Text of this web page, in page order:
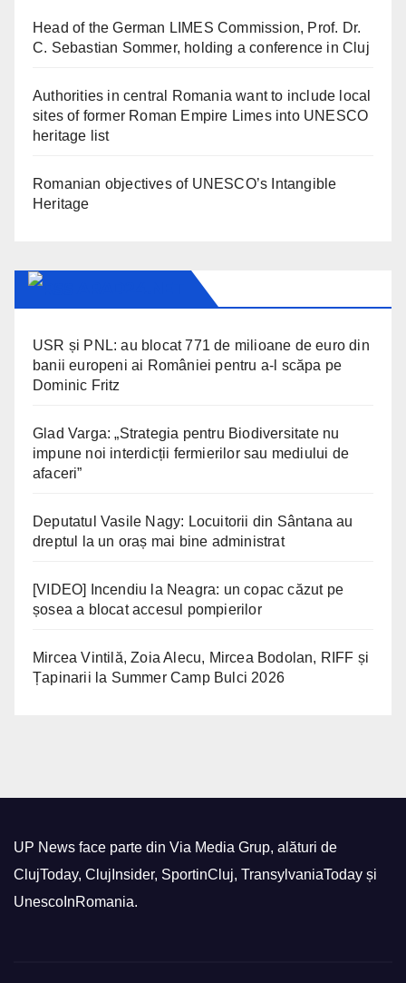
Head of the German LIMES Commission, Prof. Dr.
C. Sebastian Sommer, holding a conference in Cluj
Authorities in central Romania want to include local
sites of former Roman Empire Limes into UNESCO
heritage list
Romanian objectives of UNESCO’s Intangible
Heritage
USR și PNL: au blocat 771 de milioane de euro din
banii europeni ai României pentru a-l scăpa pe
Dominic Fritz
Glad Varga: „Strategia pentru Biodiversitate nu
impune noi interdicții fermierilor sau mediului de
afaceri”
Deputatul Vasile Nagy: Locuitorii din Sântana au
dreptul la un oraș mai bine administrat
[VIDEO] Incendiu la Neagra: un copac căzut pe
șosea a blocat accesul pompierilor
Mircea Vintilă, Zoia Alecu, Mircea Bodolan, RIFF și
Țapinarii la Summer Camp Bulci 2026
UP News face parte din Via Media Grup, alături de
ClujToday, ClujInsider, SportinCluj, TransylvaniaToday și
UnescoInRomania.